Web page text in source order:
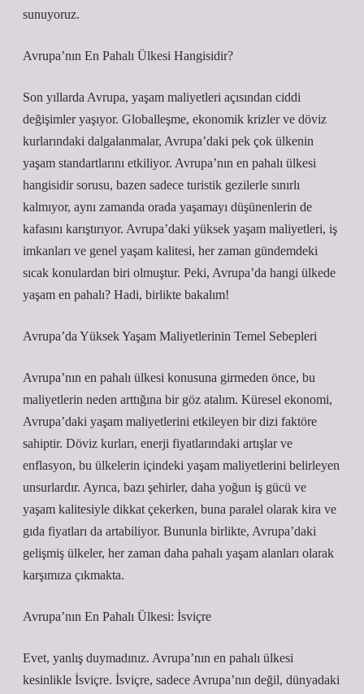
sunuyoruz.
Avrupa’nın En Pahalı Ülkesi Hangisidir?
Son yıllarda Avrupa, yaşam maliyetleri açısından ciddi
değişimler yaşıyor. Globalleşme, ekonomik krizler ve döviz
kurlarındaki dalgalanmalar, Avrupa’daki pek çok ülkenin
yaşam standartlarını etkiliyor. Avrupa’nın en pahalı ülkesi
hangisidir sorusu, bazen sadece turistik gezilerle sınırlı
kalmıyor, aynı zamanda orada yaşamayı düşünenlerin de
kafasını karıştırıyor. Avrupa’daki yüksek yaşam maliyetleri, iş
imkanları ve genel yaşam kalitesi, her zaman gündemdeki
sıcak konulardan biri olmuştur. Peki, Avrupa’da hangi ülkede
yaşam en pahalı? Hadi, birlikte bakalım!
Avrupa’da Yüksek Yaşam Maliyetlerinin Temel Sebepleri
Avrupa’nın en pahalı ülkesi konusuna girmeden önce, bu
maliyetlerin neden arttığına bir göz atalım. Küresel ekonomi,
Avrupa’daki yaşam maliyetlerini etkileyen bir dizi faktöre
sahiptir. Döviz kurları, enerji fiyatlarındaki artışlar ve
enflasyon, bu ülkelerin içindeki yaşam maliyetlerini belirleyen
unsurlardır. Ayrıca, bazı şehirler, daha yoğun iş gücü ve
yaşam kalitesiyle dikkat çekerken, buna paralel olarak kira ve
gıda fiyatları da artabiliyor. Bununla birlikte, Avrupa’daki
gelişmiş ülkeler, her zaman daha pahalı yaşam alanları olarak
karşımıza çıkmakta.
Avrupa’nın En Pahalı Ülkesi: İsviçre
Evet, yanlış duymadınız. Avrupa’nın en pahalı ülkesi
kesinlikle İsviçre. İsviçre, sadece Avrupa’nın değil, dünyadaki